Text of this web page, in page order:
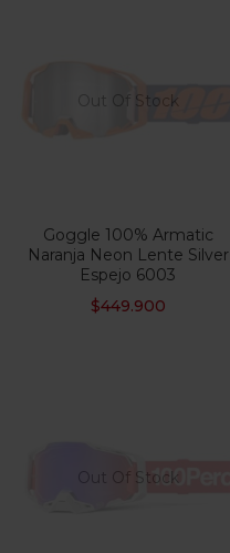
Out Of Stock
Goggle 100% Armatic
Naranja Neon Lente Silver
Espejo 6003
$449.900
Out Of Stock